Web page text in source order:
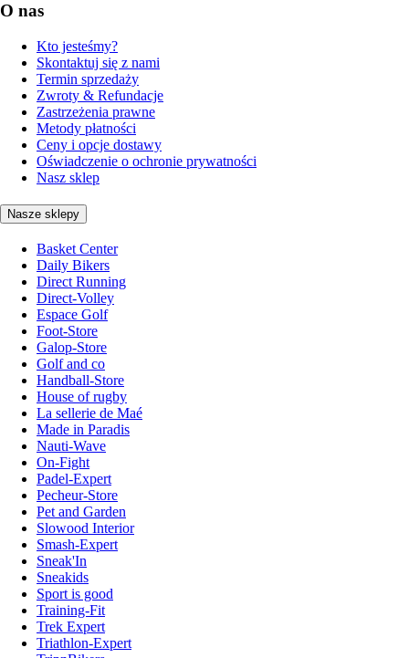
O nas
Kto jesteśmy?
Skontaktuj się z nami
Termin sprzedaży
Zwroty & Refundacje
Zastrzeżenia prawne
Metody płatności
Ceny i opcje dostawy
Oświadczenie o ochronie prywatności
Nasz sklep
Nasze sklepy
Basket Center
Daily Bikers
Direct Running
Direct-Volley
Espace Golf
Foot-Store
Galop-Store
Golf and co
Handball-Store
House of rugby
La sellerie de Maé
Made in Paradis
Nauti-Wave
On-Fight
Padel-Expert
Pecheur-Store
Pet and Garden
Slowood Interior
Smash-Expert
Sneak'In
Sneakids
Sport is good
Training-Fit
Trek Expert
Triathlon-Expert